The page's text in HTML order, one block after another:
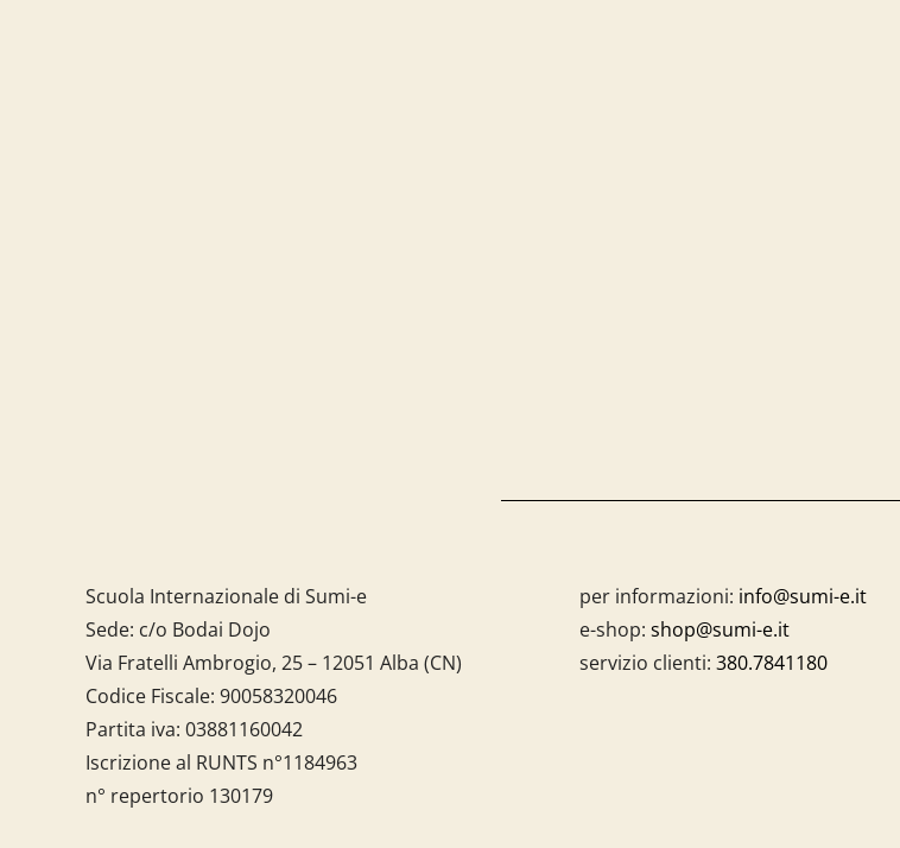
Scuola Internazionale di Sumi-e
Sede: c/o Bodai Dojo
Via Fratelli Ambrogio, 25 – 12051 Alba (CN)
Codice Fiscale: 90058320046
Partita iva: 03881160042
Iscrizione al RUNTS n°1184963
n° repertorio 130179
per informazioni: info@sumi-e.it
e-shop: shop@sumi-e.it
servizio clienti: 380.7841180